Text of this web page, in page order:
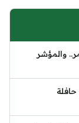
والمؤشر
حافلة